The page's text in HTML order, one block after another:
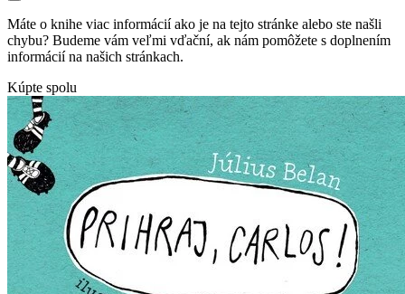
Máte o knihe viac informácií ako je na tejto stránke alebo ste našli
chybu? Budeme vám veľmi vďační, ak nám pomôžete s doplnením
informácií na našich stránkach.
Kúpte spolu